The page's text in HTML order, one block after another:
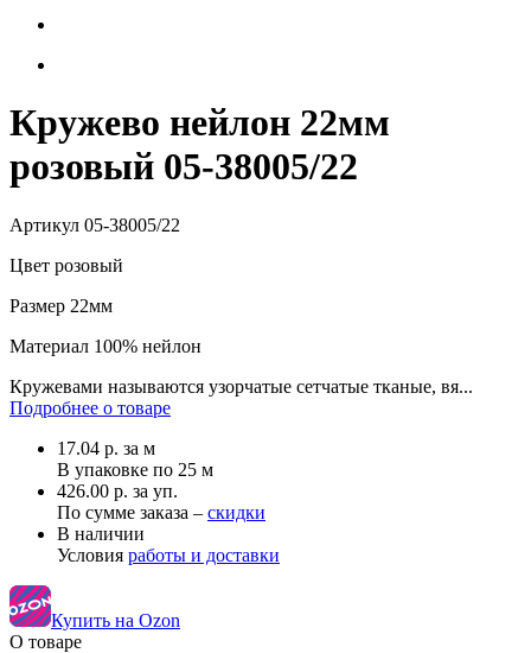
Кружево нейлон 22мм
розовый 05-38005/22
Артикул 05-38005/22
Цвет розовый
Размер 22мм
Материал 100% нейлон
Кружевами называются узорчатые сетчатые тканые, вя...
Подробнее о товаре
17.04 р. за м
В упаковке по 25 м
426.00 р. за уп.
По сумме заказа – скидки
В наличии
Условия работы и доставки
Купить на Ozon
О товаре